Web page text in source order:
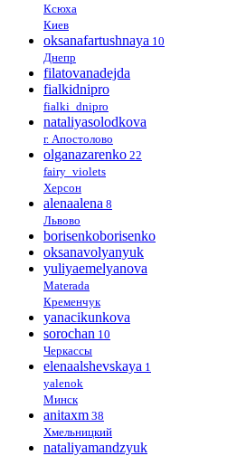
Ксюха
Киев
oksanafartushnaya 10
Днепр
filatovanadejda
fialkidnipro
fialki_dnipro
nataliyasolodkova
г. Апостолово
olganazarenko 22
fairy_violets
Херсон
alenaalena 8
Львово
borisenkoborisenko
oksanavolyanyuk
yuliyaemelyanova
Materada
Кременчук
yanacikunkova
sorochan 10
Черкассы
elenaalshevskaya 1
yalenok
Минск
anitaxm 38
Хмельницкий
nataliyamandzyuk